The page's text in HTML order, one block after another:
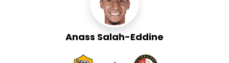
Anass Salah-Eddine